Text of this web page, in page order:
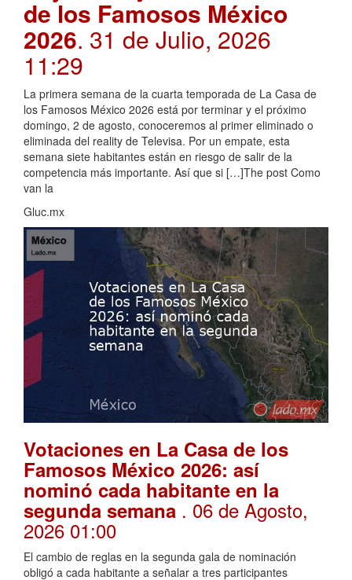
de los Famosos México
2026. 31 de Julio, 2026
11:29
La primera semana de la cuarta temporada de La Casa de
los Famosos México 2026 está por terminar y el próximo
domingo, 2 de agosto, conoceremos al primer eliminado o
eliminada del reality de Televisa. Por un empate, esta
semana siete habitantes están en riesgo de salir de la
competencia más importante. Así que si […]The post Como
van la
Gluc.mx
Votaciones en La Casa de los
Famosos México 2026: así
nominó cada habitante en la
segunda semana . 06 de Agosto,
2026 01:00
El cambio de reglas en la segunda gala de nominación
obligó a cada habitante a señalar a tres participantes